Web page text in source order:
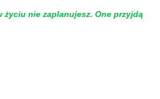
nie zap­la­nujesz. One przyjdą